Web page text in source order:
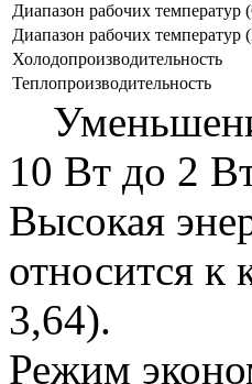
Диапазон рабочих температур
Диапазон рабочих температур
Холодопроизводительность
Теплопроизводительность
10 Вт до 2
Высокая
относится к
3,64).
Режим